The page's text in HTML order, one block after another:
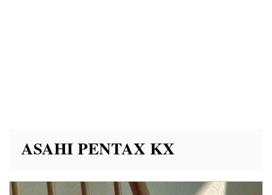
ASAHI PENTAX KX